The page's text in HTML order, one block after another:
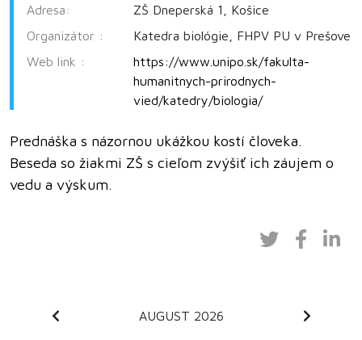
Adresa:
ZŠ Dneperská 1, Košice
Organizátor :
Katedra biológie, FHPV PU v Prešove
Web link :
https://www.unipo.sk/fakulta-
humanitnych-prirodnych-
vied/katedry/biologia/
Prednáška s názornou ukážkou kostí človeka.
Beseda so žiakmi ZŠ s cieľom zvýšiť ich záujem o
vedu a výskum.
AUGUST 2026